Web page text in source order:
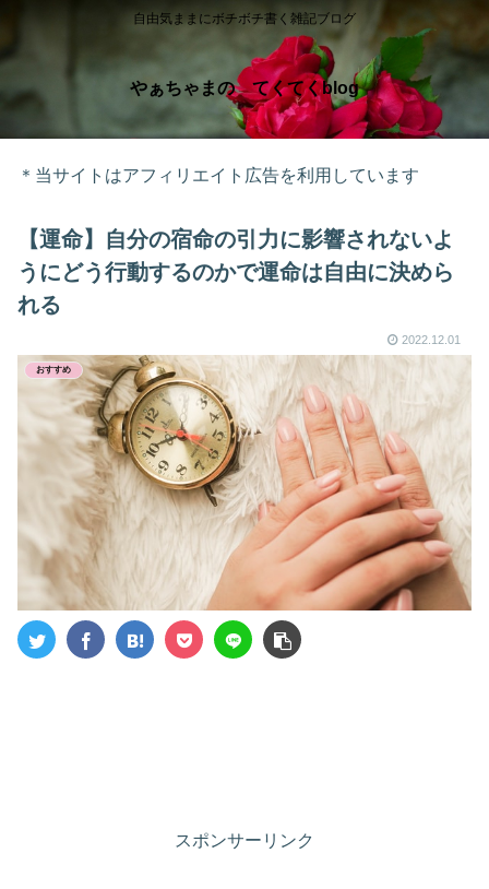
自由気ままにボチボチ書く雑記ブログ
やぁちゃまの てくてくblog
＊当サイトはアフィリエイト広告を利用しています
【運命】自分の宿命の引力に影響されないよ
うにどう行動するのかで運命は自由に決めら
れる
2022.12.01
おすすめ
スポンサーリンク